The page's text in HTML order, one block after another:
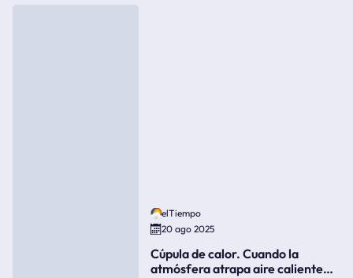
elTiempo
20 ago 2025
Cúpula de calor. Cuando la
atmósfera atrapa aire caliente